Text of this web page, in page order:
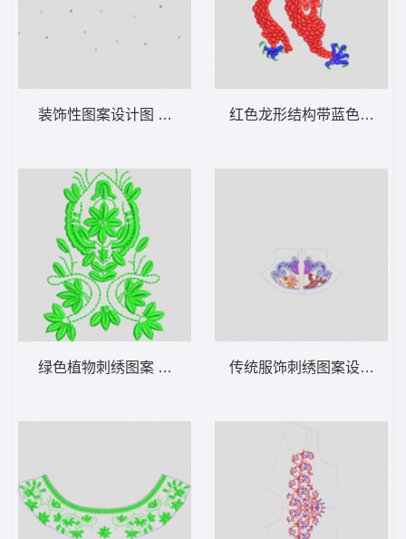
装饰性图案设计图 抽象条裙
绿色植物刺绣图案 简单花
红色龙形结构带蓝色触手 龙
传统服饰刺绣图案设计图